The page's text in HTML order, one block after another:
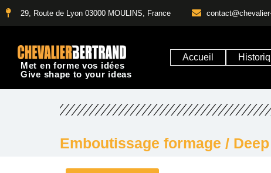
29, Route de Lyon 03000 MOULINS, France
Met en forme vos idées
Give shape to your ideas
Accueil
Emboutissage formage /